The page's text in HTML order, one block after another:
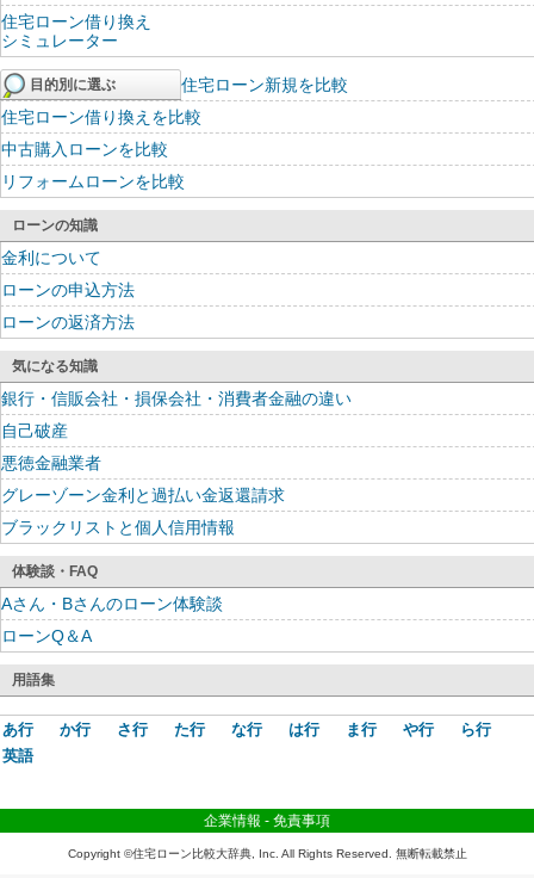
住宅ローン借り換え
シミュレーター
目的別に選ぶ
住宅ローン新規を比較
住宅ローン借り換えを比較
中古購入ローンを比較
リフォームローンを比較
ローンの知識
金利について
ローンの申込方法
ローンの返済方法
気になる知識
銀行・信販会社・損保会社・消費者金融の違い
自己破産
悪徳金融業者
グレーゾーン金利と過払い金返還請求
ブラックリストと個人信用情報
体験談・FAQ
Aさん・Bさんのローン体験談
ローンQ＆A
用語集
あ行 か行 さ行 た行 な行 は行 ま行 や行
ら行
英語
企業情報 - 免責事項
Copyright ©住宅ローン比較大辞典, Inc. All Rights Reserved. 無断転載禁止